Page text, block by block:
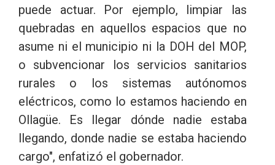
puede actuar. Por ejemplo, limpiar las
quebradas en aquellos espacios que no
asume ni el municipio ni la DOH del MOP,
o subvencionar los servicios sanitarios
rurales o los sistemas autónomos
eléctricos, como lo estamos haciendo en
Ollagüe. Es llegar dónde nadie estaba
llegando, donde nadie se estaba haciendo
cargo", enfatizó el gobernador.